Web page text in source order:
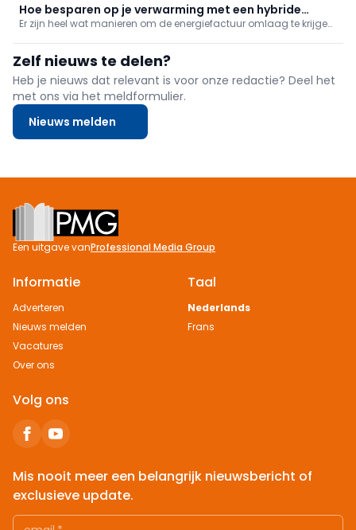
Hoe besparen op je verwarming met een hybride
systeem
Er zijn heel wat manieren om de energiefactuur omlaag te krijgen
warmtepompboiler, een goede optie is.
Zelf nieuws te delen?
Heb je nieuws dat relevant is voor onze redactie? Deel het
met ons via het meldformulier.
Nieuws melden
Footer
Een uitgave vanProfessional Media Group
Informatie
Adverteren
Nieuws melden
Vacatures
Over ons
Taal
Nederlands
Frans
Volg ons
Mis nooit meer een belangrijk nieuwsbericht of
exclusieve update.